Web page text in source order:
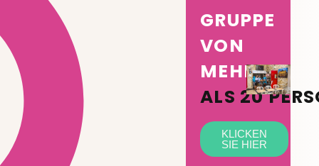
GRUPPE
VON
MEHR
ALS 20
KLICKEN
SIE HIER